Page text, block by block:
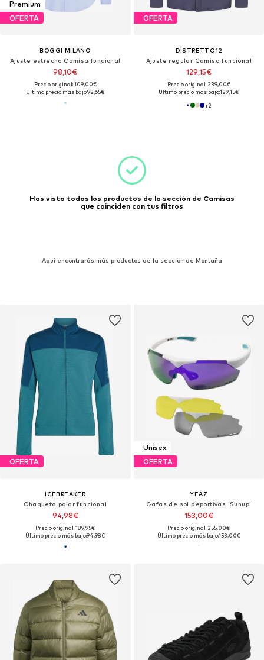
Premium
OFERTA
BOGGI MILANO
Ajuste estrecho Camisa funcional
98,10€
Precio original: 109,00€
Último precio más bajo:92,65€
OFERTA
DISTRETTO12
Ajuste regular Camisa funcional
129,15€
Precio original: 239,00€
Último precio más bajo:129,15€
+2
Has visto todos los productos de la sección de Camisas
que coinciden con tus filtros
Aquí encontrarás más productos de la sección de Montaña
OFERTA
ICEBREAKER
Chaqueta polar funcional
94,98€
Precio original: 189,95€
Último precio más bajo:94,98€
Unisex
OFERTA
YEAZ
Gafas de sol deportivas 'Sunup'
153,00€
Precio original: 255,00€
Último precio más bajo:153,00€